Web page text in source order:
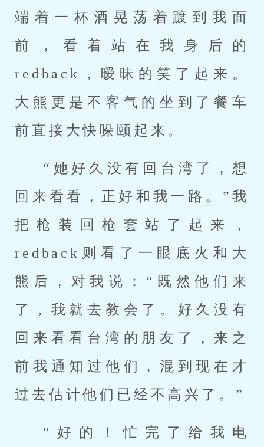
端着一杯酒晃荡着踱到我面
前，看着站在我身后的
redback，暧昧的笑了起来。
大熊更是不客气的坐到了餐车
前直接大快哚颐起来。
“她好久没有回台湾了，想
回来看看，正好和我一路。”我
把枪装回枪套站了起来，
redback则看了一眼底火和大
熊后，对我说：“既然他们来
了，我就去教会了。好久没有
回来看看台湾的朋友了，来之
前我通知过他们，混到现在才
过去估计他们已经不高兴了。”
“好的！忙完了给我电